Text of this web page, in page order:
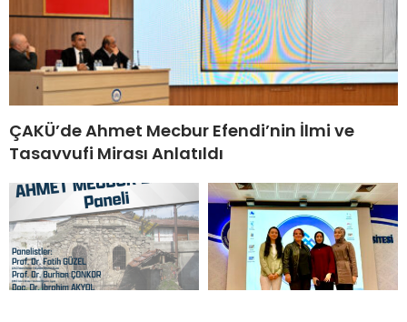
ÇAKÜ’de Ahmet Mecbur Efendi’nin İlmi ve
Tasavvufi Mirası Anlatıldı